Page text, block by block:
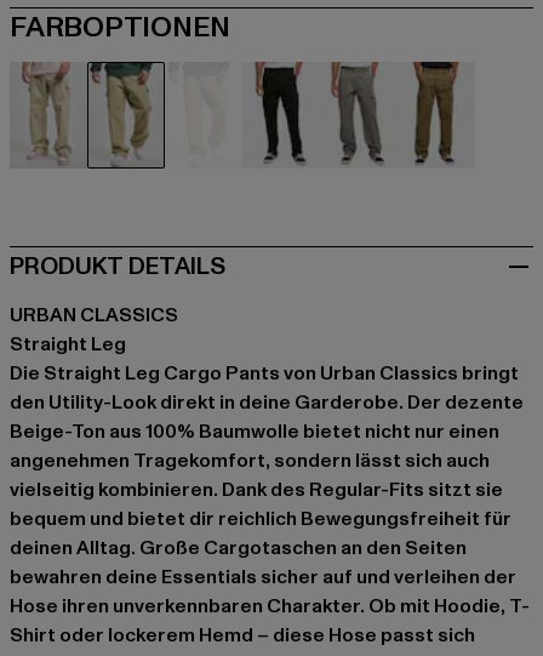
FARBOPTIONEN
PRODUKT DETAILS
URBAN CLASSICS
Straight Leg
Die Straight Leg Cargo Pants von Urban Classics bringt
den Utility-Look direkt in deine Garderobe. Der dezente
Beige-Ton aus 100% Baumwolle bietet nicht nur einen
angenehmen Tragekomfort, sondern lässt sich auch
vielseitig kombinieren. Dank des Regular-Fits sitzt sie
bequem und bietet dir reichlich Bewegungsfreiheit für
deinen Alltag. Große Cargotaschen an den Seiten
bewahren deine Essentials sicher auf und verleihen der
Hose ihren unverkennbaren Charakter. Ob mit Hoodie, T-
Shirt oder lockerem Hemd – diese Hose passt sich